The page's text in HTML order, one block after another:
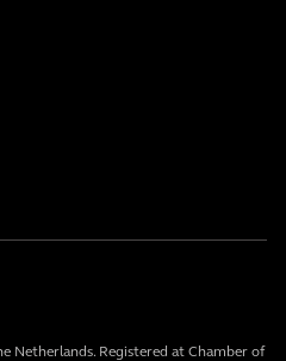
Netherlands. Registered at Chamber of